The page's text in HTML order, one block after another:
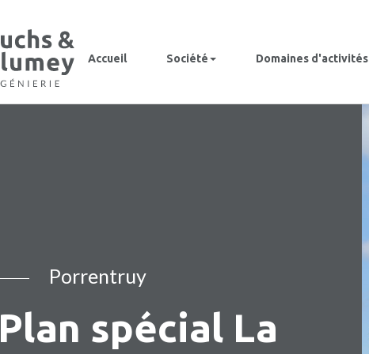
Accueil Société Domaines d'activités
Porrentruy
Plan spécial La